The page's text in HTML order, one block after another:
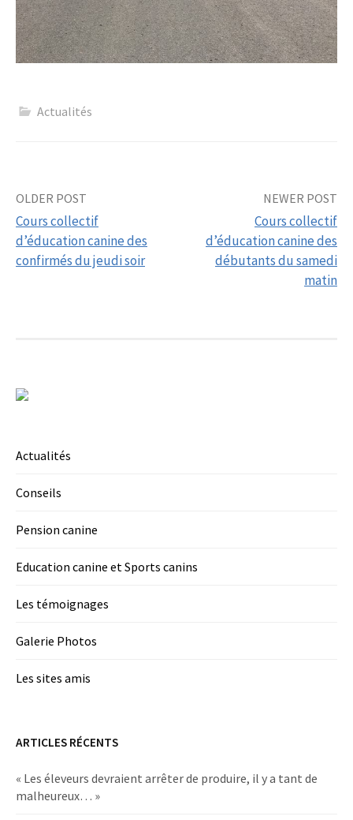
Actualités
Post
navigation
OLDER POST
Cours collectif
d’éducation canine des
confirmés du jeudi soir
NEWER POST
Cours collectif
d’éducation canine des
débutants du samedi
matin
Actualités
Conseils
Pension canine
Education canine et Sports canins
Les témoignages
Galerie Photos
Les sites amis
ARTICLES RÉCENTS
« Les éleveurs devraient arrêter de produire, il y a tant de
malheureux… »